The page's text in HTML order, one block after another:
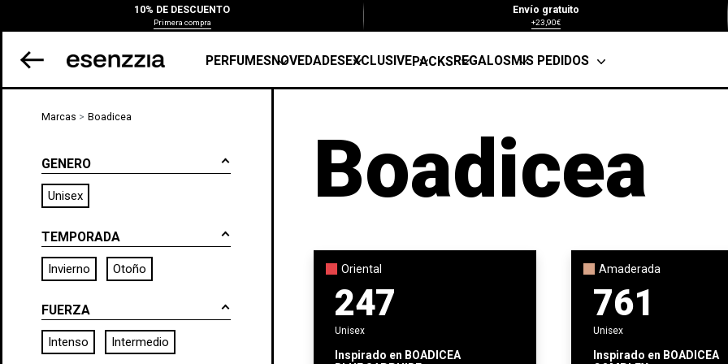
10% DE DESCUENTO
Primera compra
Envío gratuito
+23,90€
PERFUMESNOVEDADESEXCLUSIVEPACKSREGALOSMIS PEDIDOS
Marcas Boadicea
GENERO
Unisex
TEMPORADA
Invierno Otoño
FUERZA
Intenso Intermedio
Boadicea
Oriental
247
Unisex
Inspirado en BOADICEA
Amaderada
761
Unisex
Inspirado en BOADICEA